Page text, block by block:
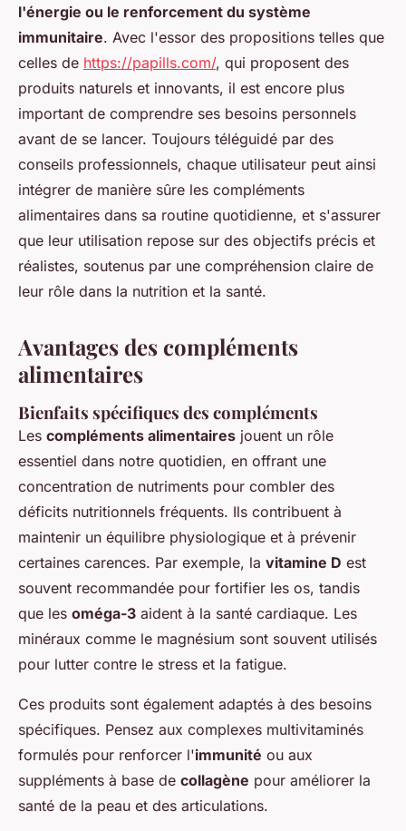
l'énergie ou le renforcement du système
immunitaire. Avec l'essor des propositions telles que
celles de https://papills.com/, qui proposent des
produits naturels et innovants, il est encore plus
important de comprendre ses besoins personnels
avant de se lancer. Toujours téléguidé par des
conseils professionnels, chaque utilisateur peut ainsi
intégrer de manière sûre les compléments
alimentaires dans sa routine quotidienne, et s'assurer
que leur utilisation repose sur des objectifs précis et
réalistes, soutenus par une compréhension claire de
leur rôle dans la nutrition et la santé.
Avantages des compléments
alimentaires
Bienfaits spécifiques des compléments
Les compléments alimentaires jouent un rôle
essentiel dans notre quotidien, en offrant une
concentration de nutriments pour combler des
déficits nutritionnels fréquents. Ils contribuent à
maintenir un équilibre physiologique et à prévenir
certaines carences. Par exemple, la vitamine D est
souvent recommandée pour fortifier les os, tandis
que les oméga-3 aident à la santé cardiaque. Les
minéraux comme le magnésium sont souvent utilisés
pour lutter contre le stress et la fatigue.
Ces produits sont également adaptés à des besoins
spécifiques. Pensez aux complexes multivitaminés
formulés pour renforcer l'immunité ou aux
suppléments à base de collagène pour améliorer la
santé de la peau et des articulations.